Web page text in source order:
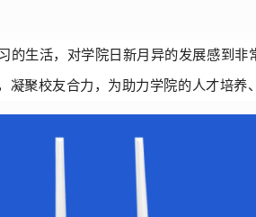
生活，对学院日新月异的发展感到
聚校友合力，为助力学院的人才培养